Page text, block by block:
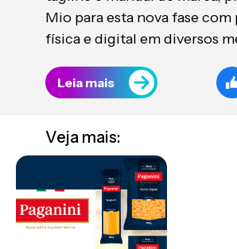
Mio para esta nova fase com
física e digital em diversos
Leia mais
Veja mais: